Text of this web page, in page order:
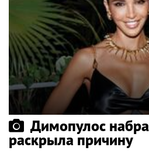
Димопулос
раскрыла причину